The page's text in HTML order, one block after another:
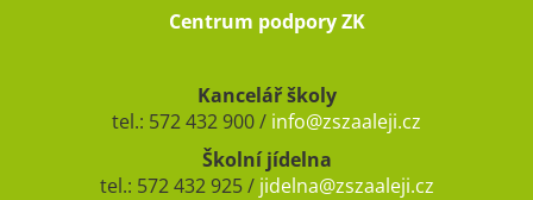
Centrum podpory ZK
Kancelář školy
tel.: 572 432 900 / info@zszaaleji.cz
Školní jídelna
tel.: 572 432 925 / jidelna@zszaaleji.cz